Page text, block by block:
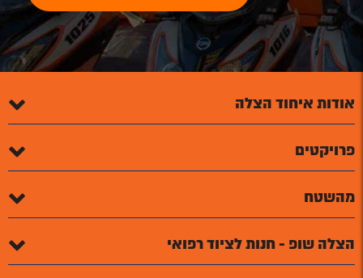
אודות איחוד הצלה
פרויקטים
מהשטח
הצלה שופ - חנות לציוד רפואי